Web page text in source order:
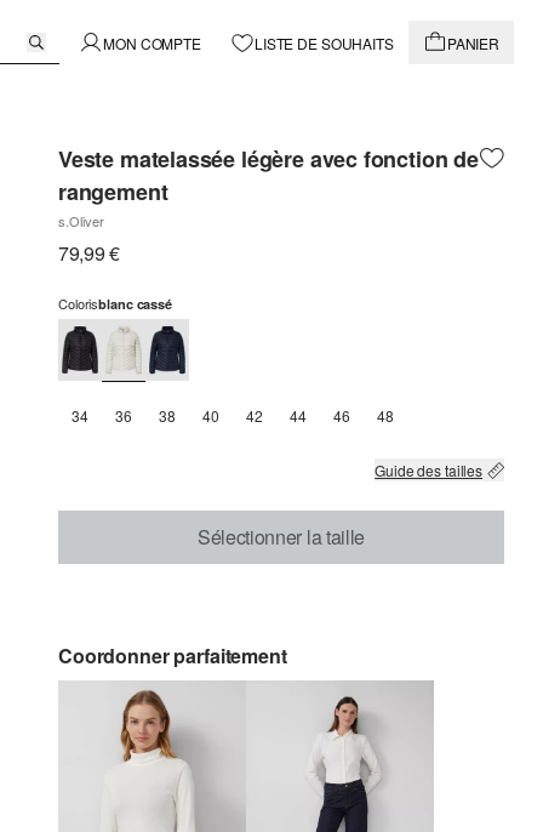
MON COMPTE LISTE DE SOUHAITS PANIER
Veste matelassée légère avec fonction de
rangement
s.Oliver
79,99 €
Colorisblanc cassé
34 36 38 40 42 44 46 48
Guide des tailles
Sélectionner la taille
Coordonner parfaitement